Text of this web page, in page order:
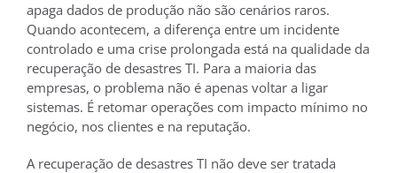
apaga dados de produção não são cenários raros.
Quando acontecem, a diferença entre um incidente
controlado e uma crise prolongada está na qualidade da
recuperação de desastres TI. Para a maioria das
empresas, o problema não é apenas voltar a ligar
sistemas. É retomar operações com impacto mínimo no
negócio, nos clientes e na reputação.
A recuperação de desastres TI não deve ser tratada